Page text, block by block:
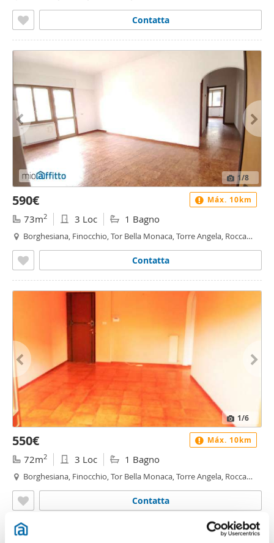
Contatta
1/8
590€
73m2 3 Loc 1 Bagno
Borghesiana, Finocchio, Tor Bella Monaca, Torre Angela, Rocca
Contatta
Máx. 10km
1/6
550€
72m2 3 Loc 1 Bagno
Borghesiana, Finocchio, Tor Bella Monaca, Torre Angela, Rocca
Contatta
Máx. 10km